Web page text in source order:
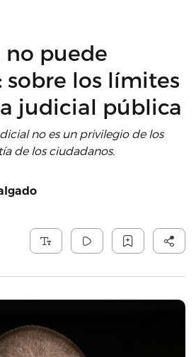
puede
sobre los límites
judicial pública
no es un privilegio de los
de los ciudadanos.